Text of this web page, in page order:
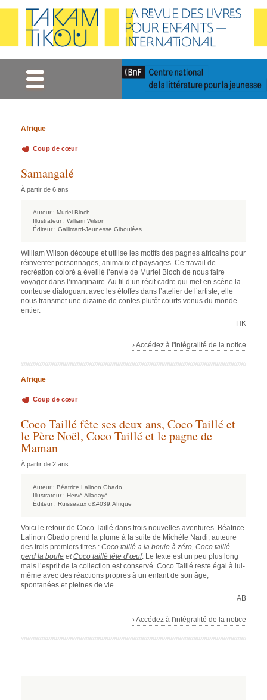
Afrique
Coup de cœur
Samangalé
À partir de 6 ans
Auteur : Muriel Bloch
Illustrateur : William Wilson
Éditeur : Gallimard-Jeunesse Giboulées
William Wilson découpe et utilise les motifs des pagnes africains pour
réinventer personnages, animaux et paysages. Ce travail de
recréation coloré a éveillé l’envie de Muriel Bloch de nous faire
voyager dans l’imaginaire. Au fil d’un récit cadre qui met en scène la
conteuse dialoguant avec les étoffes dans l’atelier de l’artiste, elle
nous transmet une dizaine de contes plutôt courts venus du monde
entier.
HK
› Accédez à l'intégralité de la notice
Afrique
Coup de cœur
Coco Taillé fête ses deux ans, Coco Taillé et
le Père Noël, Coco Taillé et le pagne de
Maman
À partir de 2 ans
Auteur : Béatrice Lalinon Gbado
Illustrateur : Hervé Alladayè
Éditeur : Ruisseaux d&#039;Afrique
Voici le retour de Coco Taillé dans trois nouvelles aventures. Béatrice
Lalinon Gbado prend la plume à la suite de Michèle Nardi, auteure
des trois premiers titres : Coco taillé a la boule à zéro, Coco taillé
perd la boule etCoco taillé tête d’œuf. Le texte est un peu plus long
mais l’esprit de la collection est conservé. Coco Taillé reste égal à lui-
même avec des réactions propres à un enfant de son âge,
spontanées et pleines de vie.
AB
› Accédez à l'intégralité de la notice